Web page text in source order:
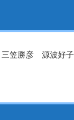
笠勝彦 源波好子